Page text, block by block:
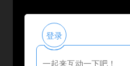
登录